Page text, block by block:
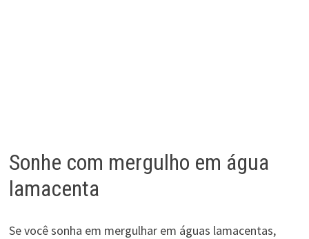
Sonhe com mergulho em água
lamacenta
Se você sonha em mergulhar em águas lamacentas,